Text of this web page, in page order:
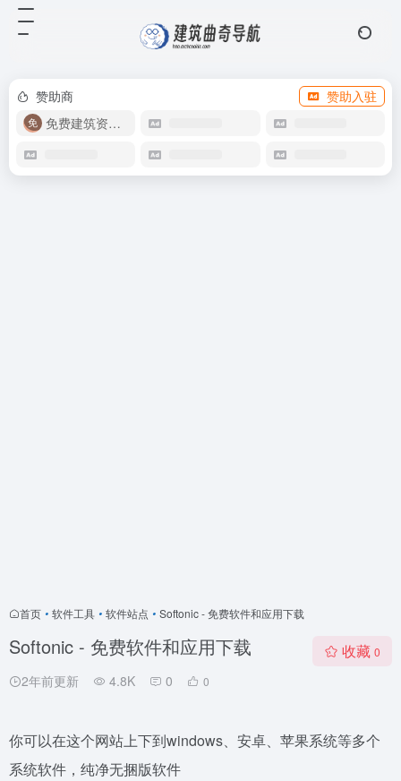
赞助商
赞助入驻
免费建筑资源库
首页 • 软件工具 • 软件站点 • Softonic - 免费软件和应用下载
Softonic - 免费软件和应用下载
2年前更新 4.8K 0 0
收藏 0
你可以在这个网站上下到windows、安卓、苹果系统等多个
系统软件，纯净无捆版软件